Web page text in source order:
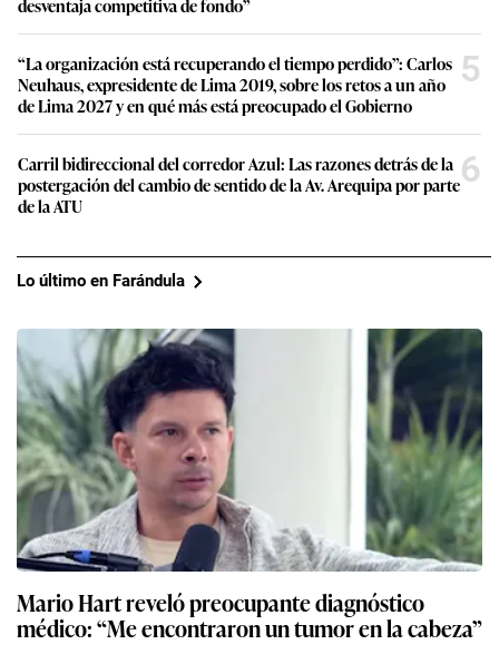
“La organización está recuperando el tiempo perdido”: Carlos
Neuhaus, expresidente de Lima 2019, sobre los retos a un año
de Lima 2027 y en qué más está preocupado el Gobierno
5
Carril bidireccional del corredor Azul: Las razones detrás de la
postergación del cambio de sentido de la Av. Arequipa por parte
de la ATU
6
Lo último en Farándula
Mario Hart reveló preocupante diagnóstico
médico: “Me encontraron un tumor en la cabeza”